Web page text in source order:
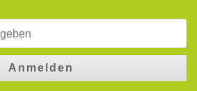
Anmelden